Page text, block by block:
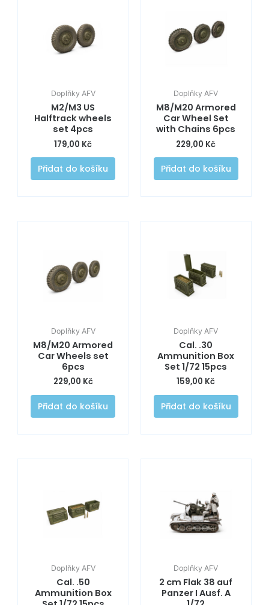
Doplňky AFV
M2/M3 US
Halftrack wheels
set 4pcs
179,00 Kč
Přidat do košíku
Doplňky AFV
M8/M20 Armored
Car Wheel Set
with Chains 6pcs
229,00 Kč
Přidat do košíku
Doplňky AFV
M8/M20 Armored
Car Wheels set
6pcs
229,00 Kč
Přidat do košíku
Doplňky AFV
Cal. .30
Ammunition Box
Set 1/72 15pcs
159,00 Kč
Přidat do košíku
Doplňky AFV
Cal. .50
Ammunition Box
Doplňky AFV
2 cm Flak 38 auf
Panzer I Ausf. A